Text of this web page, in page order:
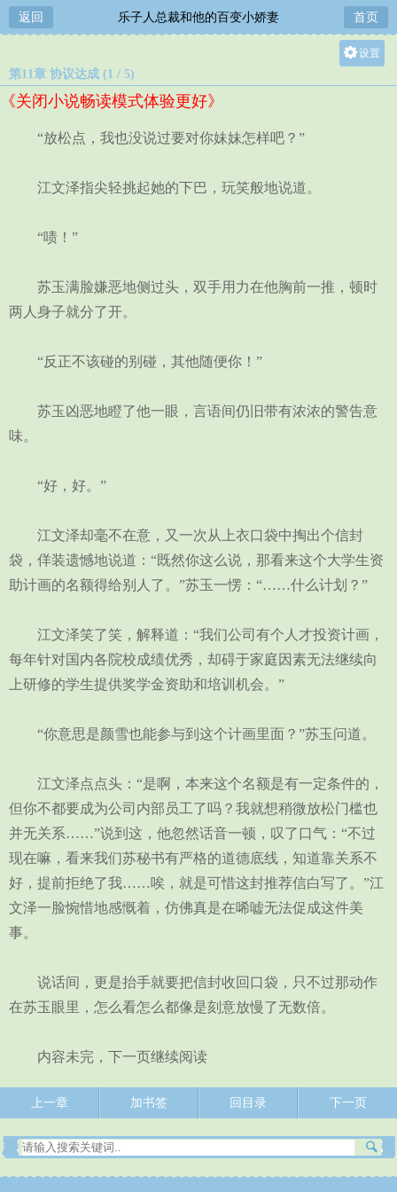
返回 乐子人总裁和他的百变小娇妻 首页
设置
第11章 协议达成 (1 / 5)
《关闭小说畅读模式体验更好》
“放松点，我也没说过要对你妹妹怎样吧？”
江文泽指尖轻挑起她的下巴，玩笑般地说道。
“啧！”
苏玉满脸嫌恶地侧过头，双手用力在他胸前一推，顿时
两人身子就分了开。
“反正不该碰的别碰，其他随便你！”
苏玉凶恶地瞪了他一眼，言语间仍旧带有浓浓的警告意
味。
“好，好。”
江文泽却毫不在意，又一次从上衣口袋中掏出个信封
袋，佯装遗憾地说道：“既然你这么说，那看来这个大学生资
助计画的名额得给别人了。”苏玉一愣：“……什么计划？”
江文泽笑了笑，解释道：“我们公司有个人才投资计画，
每年针对国内各院校成绩优秀，却碍于家庭因素无法继续向
上研修的学生提供奖学金资助和培训机会。”
“你意思是颜雪也能参与到这个计画里面？”苏玉问道。
江文泽点点头：“是啊，本来这个名额是有一定条件的，
但你不都要成为公司内部员工了吗？我就想稍微放松门槛也
并无关系……”说到这，他忽然话音一顿，叹了口气：“不过
现在嘛，看来我们苏秘书有严格的道德底线，知道靠关系不
好，提前拒绝了我……唉，就是可惜这封推荐信白写了。”江
文泽一脸惋惜地感慨着，仿佛真是在唏嘘无法促成这件美
事。
说话间，更是抬手就要把信封收回口袋，只不过那动作
在苏玉眼里，怎么看怎么都像是刻意放慢了无数倍。
内容未完，下一页继续阅读
上一章 加书签 回目录 下一页